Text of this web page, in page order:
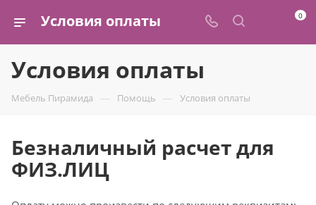
Условия оплаты 0
Условия оплаты
Мебель Пирамида — Помощь — Условия оплаты
Безналичный расчет для
ФИЗ.ЛИЦ